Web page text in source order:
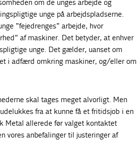
om de unges arbejde og
unge på arbejdspladserne.
”fejedrenges” arbejde, hvor
af maskiner. Det betyder, at enhver
unge. Det gælder, uanset om
i adfærd omkring maskiner, og/eller om
skal tages meget alvorligt. Men
fra at kunne få et fritidsjob i en
Metal allerede før valget kontaktet
vores anbefalinger til justeringer af